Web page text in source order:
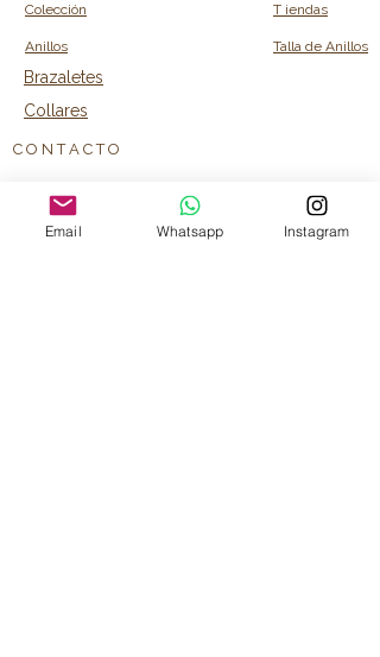
Colección T iendas
Anillos Talla de Anillos
Brazaletes
Collares
C O N T A C T O
Info@bcoquicollection.com
Email Whatsapp Instagram